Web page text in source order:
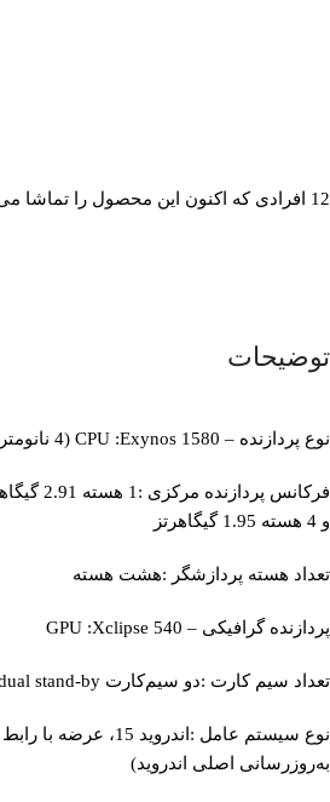
12 افرادی که اکنون این محصول را تماشا
توضیحات
نوع پردازنده – CPU :Exynos 1580 (4 نانومتر)
و 4 هسته 1.95 گیگاهرتز
تعداد هسته پردازشگر :هشت هسته
پردازنده گرافیکی – GPU :Xclipse 540
تعداد سیم کارت :دو سیم‌کارت dual stand-by (2 نانو سیم + eSIM)
به‌روزرسانی اصلی اندروید)